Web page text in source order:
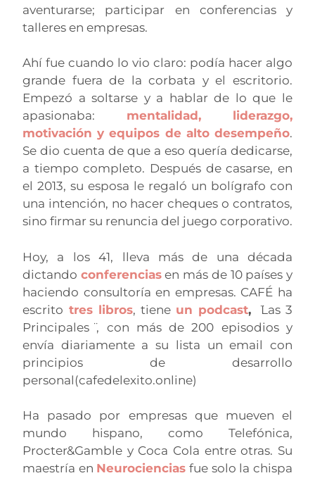
aventurarse; participar en conferencias y
talleres en empresas.
Ahí fue cuando lo vio claro: podía hacer algo
grande fuera de la corbata y el escritorio.
Empezó a soltarse y a hablar de lo que le
apasionaba: mentalidad, liderazgo,
motivación y equipos de alto desempeño.
Se dio cuenta de que a eso quería dedicarse,
a tiempo completo. Después de casarse, en
el 2013, su esposa le regaló un bolígrafo con
una intención, no hacer cheques o contratos,
sino firmar su renuncia del juego corporativo.
Hoy, a los 41, lleva más de una década
dictando conferenciasen más de 10 países y
haciendo consultoría en empresas. CAFÉ ha
escrito tres libros, tiene un podcast, ̈Las 3
Principales ̈, con más de 200 episodios y
envía diariamente a su lista un email con
principios de desarrollo
personal(cafedelexito.online)
Ha pasado por empresas que mueven el
mundo hispano, como Telefónica,
Procter&Gamble y Coca Cola entre otras. Su
maestría en Neurociencias fue solo la chispa